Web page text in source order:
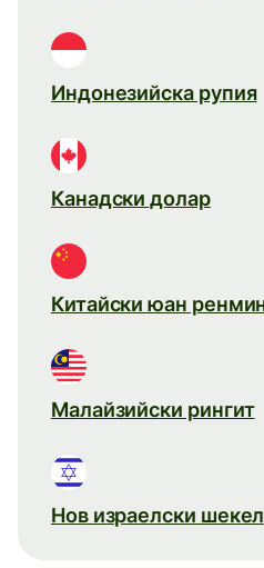
Индонезийска рупия
Канадски долар
Китайски юан
Малайзийски рингит
Нов израелски шекел